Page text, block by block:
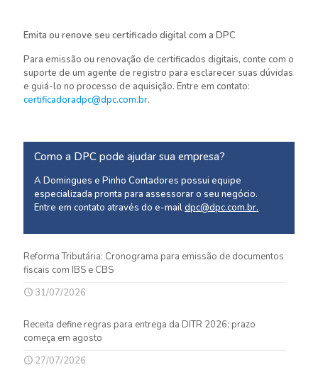
Emita ou renove seu certificado digital com a DPC
Para emissão ou renovação de certificados digitais, conte com o
suporte de um agente de registro para esclarecer suas dúvidas
e guiá-lo no processo de aquisição. Entre em contato:
certificadoradpc@dpc.com.br.
Como a DPC pode ajudar sua empresa?
A Domingues e Pinho Contadores possui equipe
especializada pronta para assessorar o seu negócio.
Entre em contato através do e-maildpc@dpc.com.br.
Reforma Tributária: Cronograma para emissão de documentos
fiscais com IBS e CBS
31/07/2026
Receita define regras para entrega da DITR 2026; prazo
começa em agosto
27/07/2026